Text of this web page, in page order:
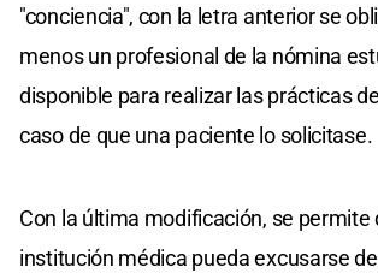
"conciencia", con la letra anterior se
menos un profesional de la nómina
disponible para realizar las prácticas
caso de que una paciente lo solicitase.
Con la última modificación, se permite
institución médica pueda excusarse